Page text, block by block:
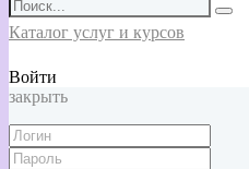
Каталог услуг и курсов
Войти
закрыть